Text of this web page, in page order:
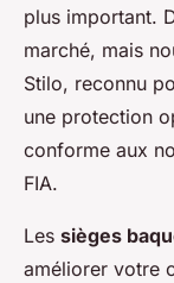
plus important.
marché, mais
Stilo, reconnu
une protection
conforme aux
FIA.
Les sièges
améliorer votre